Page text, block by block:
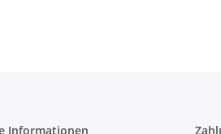
Informationen